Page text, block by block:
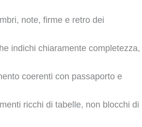
note, firme e retro dei
indichi chiaramente completezza,
coerenti con passaporto e
ricchi di tabelle, non blocchi di